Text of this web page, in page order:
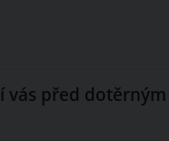
vás před dotěrným